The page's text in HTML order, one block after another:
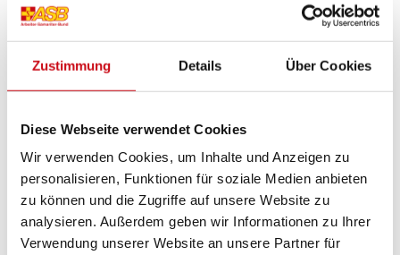
Zustimmung Details Über Cookies
Diese Webseite verwendet Cookies
Wir verwenden Cookies, um Inhalte und Anzeigen zu
personalisieren, Funktionen für soziale Medien anbieten
zu können und die Zugriffe auf unsere Website zu
analysieren. Außerdem geben wir Informationen zu Ihrer
Verwendung unserer Website an unsere Partner für
zu allgemeinen Informationen aus dem Alltag des
Auf Facebook folgen